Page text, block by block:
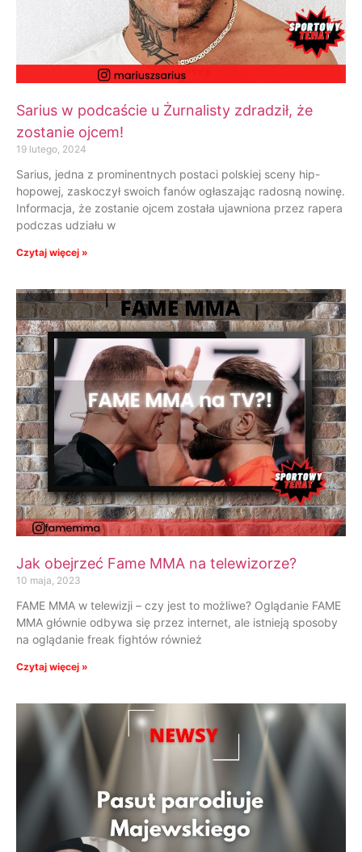
Sarius w podcaście u Żurnalisty zdradził, że
zostanie ojcem!
19 lutego, 2024
Sarius, jedna z prominentnych postaci polskiej sceny hip-
hopowej, zaskoczył swoich fanów ogłaszając radosną nowinę.
Informacja, że zostanie ojcem została ujawniona przez rapera
podczas udziału w
Czytaj więcej »
Jak obejrzeć Fame MMA na telewizorze?
10 maja, 2023
FAME MMA w telewizji – czy jest to możliwe? Oglądanie FAME
MMA głównie odbywa się przez internet, ale istnieją sposoby
na oglądanie freak fightów również
Czytaj więcej »